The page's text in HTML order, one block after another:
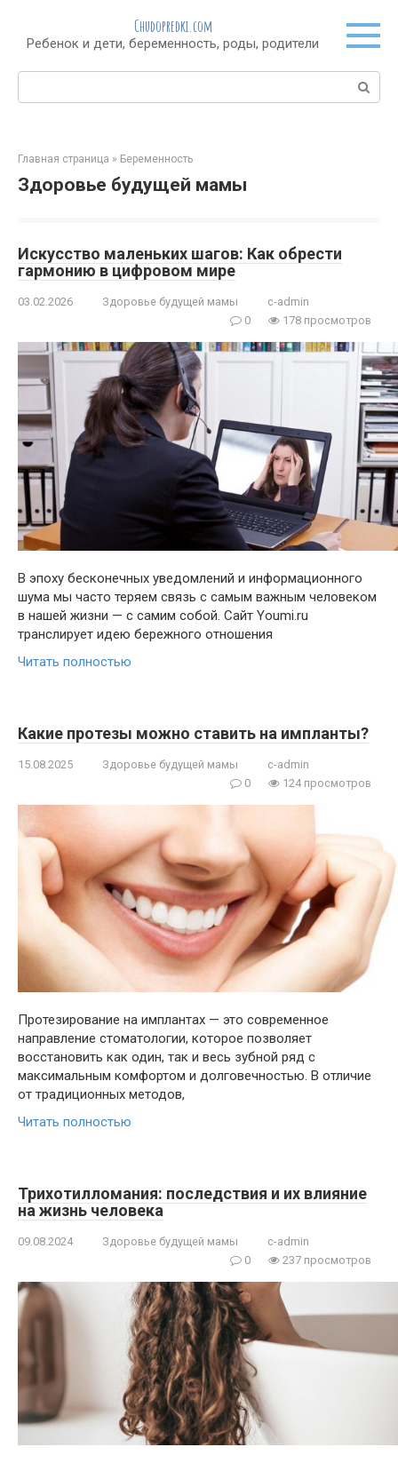
контенту
Chudopredki.com
Ребенок и дети, беременность, роды, родители
Поиск:
Главная страница » Беременность
Здоровье будущей мамы
Искусство маленьких шагов: Как обрести
гармонию в цифровом мире
03.02.2026 Здоровье будущей мамы
c-admin
0
178 просмотров
В эпоху бесконечных уведомлений и информационного
шума мы часто теряем связь с самым важным человеком
в нашей жизни — с самим собой. Сайт Youmi.ru
транслирует идею бережного отношения
Читать полностью
Какие протезы можно ставить на импланты?
15.08.2025 Здоровье будущей мамы
c-admin
0
124 просмотров
Протезирование на имплантах — это современное
направление стоматологии, которое позволяет
восстановить как один, так и весь зубной ряд с
максимальным комфортом и долговечностью. В отличие
от традиционных методов,
Читать полностью
Трихотилломания: последствия и их влияние
на жизнь человека
09.08.2024 Здоровье будущей мамы
c-admin
0
237 просмотров